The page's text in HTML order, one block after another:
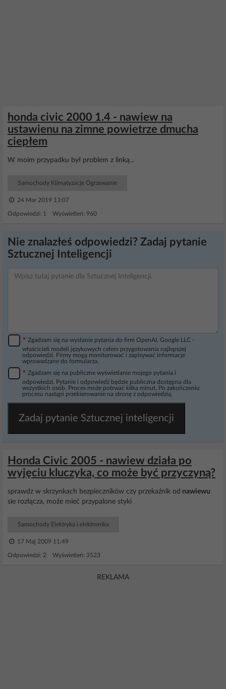
honda civic 2000 1.4 - nawiew na
ustawienu na zimne powietrze dmucha
ciepłem
W moim przypadku był problem z linką...
Samochody Klimatyzacje Ogrzewanie
24 Mar 2019 13:07
Odpowiedzi: 1 Wyświetleń: 960
Nie znalazłeś odpowiedzi? Zadaj pytanie
Sztucznej Inteligencji
* Zgadzam się na wysłanie pytania do firm OpenAI, Google LLC -
właścicieli modeli językowych celem przygotowania najlepszej
odpowiedzi. Firmy mogą monitorować i zapisywać informacje
wprowadzane do formularza.
* Zgadzam się na publiczne wyświetlanie mojego pytania i
odpowiedzi. Pytanie i odpowiedź będzie publiczna dostępna dla
wszystkich osób. Proces może potrwać kilka minut. Po zakończeniu
procesu nastąpi przekierowanie na stronę z odpowiedzią.
Zadaj pytanie Sztucznej inteligencji
Honda Civic 2005 - nawiew działa po
wyjęciu kluczyka, co może być przyczyną?
sprawdz w skrzynkach bezpieczników czy przekaźnik od nawiewu
sie rozłącza, może mieć przypalone styki
Samochody Elektryka i elektronika
17 Maj 2009 11:49
Odpowiedzi: 2 Wyświetleń: 3523
REKLAMA